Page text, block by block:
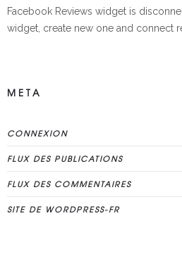
Facebook Reviews widget is
widget, create new one and connect
META
CONNEXION
FLUX DES PUBLICATIONS
FLUX DES COMMENTAIRES
SITE DE WORDPRESS-FR